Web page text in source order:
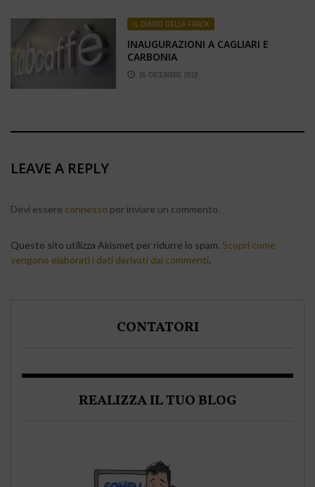
IL DIARIO DELLA FRACK
INAUGURAZIONI A CAGLIARI E
CARBONIA
15 DICEMBRE 2018
LEAVE A REPLY
Devi essere connesso per inviare un commento.
Questo sito utilizza Akismet per ridurre lo spam. Scopri come
vengono elaborati i dati derivati dai commenti.
CONTATORI
REALIZZA IL TUO BLOG